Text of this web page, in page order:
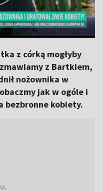
z córką mogłyby
z Bartkiem,
nożownika w
jak w ogóle i
bezbronne kobiety.